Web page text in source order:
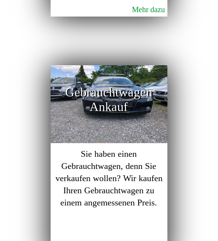
Mehr dazu
Gebrauchtwagen
Ankauf
Sie haben einen
Gebrauchtwagen, denn Sie
verkaufen wollen? Wir kaufen
Ihren Gebrauchtwagen zu
einem angemessenen Preis.